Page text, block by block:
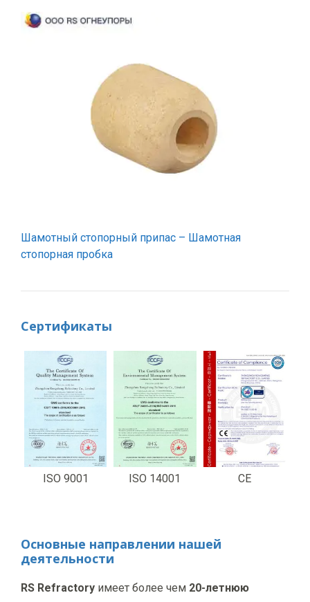
Шамотный стопорный припас – Шамотная
стопорная пробка
Сертификаты
ISO 9001 ISO 14001 CE
Основные направлении нашей
деятельности
RS Refractory имеет более чем 20-летнюю